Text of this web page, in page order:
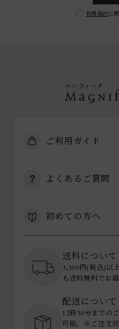
利用規約 に
ご利用ガイド
よくあるご質問
初めての方へ
送料について
3,300円(税込)以
も送料無料でお届
配送について
12時30分までの
可能。※ご注文